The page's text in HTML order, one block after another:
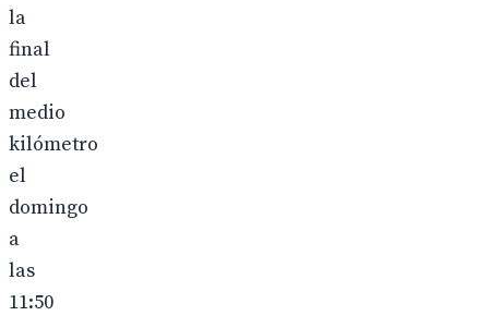
la
final
del
medio
kilómetro
el
domingo
a
las
11:50